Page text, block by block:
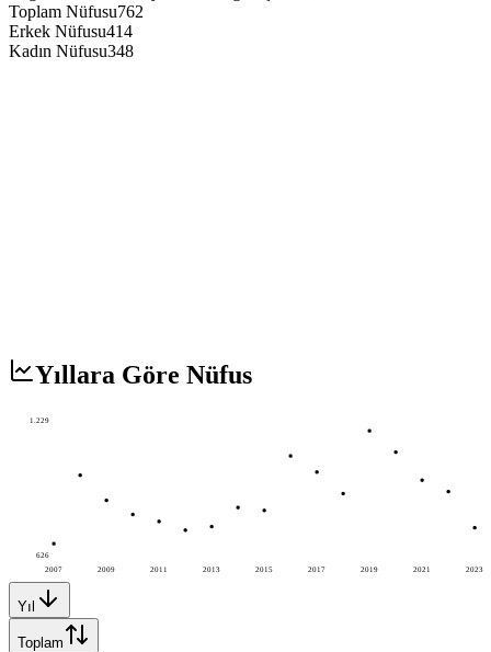
Toplam Nüfusu762
Erkek Nüfusu414
Kadın Nüfusu348
Yıllara Göre Nüfus
2007 2009 2011 2013 2015 2017 2019 2021 2023
1.229
626
Yıl
Toplam